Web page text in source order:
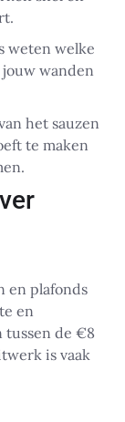
weten welke
wanden
het sauzen
te maken
en plafonds
en
tussen de €8
is vaak